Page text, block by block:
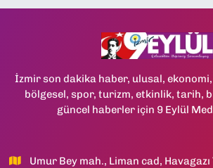
İzmir son dakika haber, ulusal,
bölgesel, spor, turizm, etkinlik, tarih,
güncel haberler için 9 Eylül
Umur Bey mah., Liman cad,